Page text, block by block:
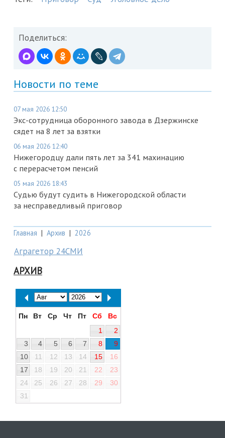
Поделиться:
Новости по теме
07 мая 2026 12:50
Экс-сотрудница оборонного завода в Дзержинске
сядет на 8 лет за взятки
06 мая 2026 12:40
Нижегородцу дали пять лет за 341 махинацию
с перерасчетом пенсий
05 мая 2026 18:43
Судью будут судить в Нижегородской области
за несправедливый приговор
Главная | Архив | 2026
Аграгетор 24СМИ
АРХИВ
Пн Вт Ср Чт Пт Сб
Вс
1
2
3
4 5 6 7 8
9
10
11 12 13 14 15
16
17
18 19 20 21 22
23
24
25 26 27 28 29
30
31